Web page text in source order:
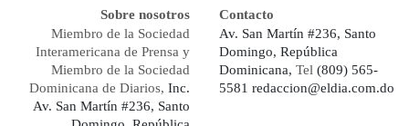
Sobre nosotros
Miembro de la Sociedad
Interamericana de Prensa y
Miembro de la Sociedad
Dominicana de Diarios, Inc.
Av. San Martín #236, Santo
Contacto
Av. San Martín #236, Santo
Domingo, República
Dominicana, Tel (809) 565-
5581 redaccion@eldia.com.do